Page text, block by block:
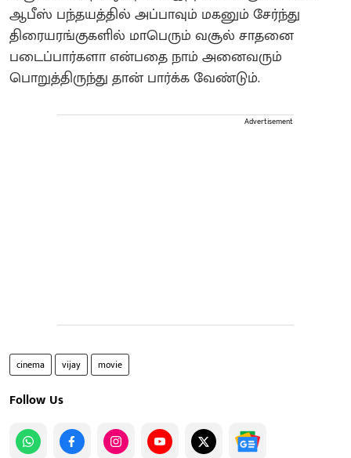
ஆபீஸ் பந்தயத்தில் அப்பாவும் மகனும் சேர்ந்து
திரையரங்குகளில் மாபெரும் வசூல் சாதனை
படைப்பார்களா என்பதை நாம் அனைவரும்
பொறுத்திருந்து தான் பார்க்க வேண்டும்.
Advertisement
cinema vijay movie
Follow Us